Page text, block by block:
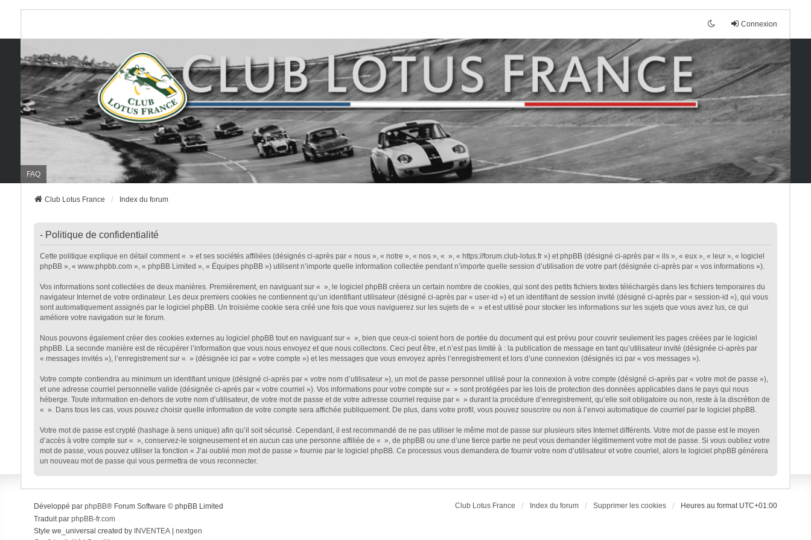
Connexion
FAQ
Club Lotus France Index du forum
- Politique de confidentialité
Cette politique explique en détail comment « » et ses sociétés affiliées (désignés ci-après par « nous », « notre », « nos », « », « https://forum.club-lotus.fr ») et phpBB (désigné ci-après par « ils », « eux », « leur », « logiciel
phpBB », « www.phpbb.com », « phpBB Limited », « Équipes phpBB ») utilisent n’importe quelle information collectée pendant n’importe quelle session d’utilisation de votre part (désignée ci-après par « vos informations »).
Vos informations sont collectées de deux manières. Premièrement, en naviguant sur « », le logiciel phpBB créera un certain nombre de cookies, qui sont des petits fichiers textes téléchargés dans les fichiers temporaires du
navigateur Internet de votre ordinateur. Les deux premiers cookies ne contiennent qu’un identifiant utilisateur (désigné ci-après par « user-id ») et un identifiant de session invité (désigné ci-après par « session-id »), qui vous
sont automatiquement assignés par le logiciel phpBB. Un troisième cookie sera créé une fois que vous naviguerez sur les sujets de « » et est utilisé pour stocker les informations sur les sujets que vous avez lus, ce qui
améliore votre navigation sur le forum.
Nous pouvons également créer des cookies externes au logiciel phpBB tout en naviguant sur « », bien que ceux-ci soient hors de portée du document qui est prévu pour couvrir seulement les pages créées par le logiciel
phpBB. La seconde manière est de récupérer l’information que vous nous envoyez et que nous collectons. Ceci peut être, et n’est pas limité à : la publication de message en tant qu’utilisateur invité (désignée ci-après par
« messages invités »), l’enregistrement sur « » (désignée ici par « votre compte ») et les messages que vous envoyez après l’enregistrement et lors d’une connexion (désignés ici par « vos messages »).
Votre compte contiendra au minimum un identifiant unique (désigné ci-après par « votre nom d’utilisateur »), un mot de passe personnel utilisé pour la connexion à votre compte (désigné ci-après par « votre mot de passe »),
et une adresse courriel personnelle valide (désignée ci-après par « votre courriel »). Vos informations pour votre compte sur « » sont protégées par les lois de protection des données applicables dans le pays qui nous
héberge. Toute information en-dehors de votre nom d’utilisateur, de votre mot de passe et de votre adresse courriel requise par « » durant la procédure d’enregistrement, qu’elle soit obligatoire ou non, reste à la discrétion de
« ». Dans tous les cas, vous pouvez choisir quelle information de votre compte sera affichée publiquement. De plus, dans votre profil, vous pouvez souscrire ou non à l’envoi automatique de courriel par le logiciel phpBB.
Votre mot de passe est crypté (hashage à sens unique) afin qu’il soit sécurisé. Cependant, il est recommandé de ne pas utiliser le même mot de passe sur plusieurs sites Internet différents. Votre mot de passe est le moyen
d’accès à votre compte sur « », conservez-le soigneusement et en aucun cas une personne affiliée de « », de phpBB ou une d’une tierce partie ne peut vous demander légitimement votre mot de passe. Si vous oubliez votre
mot de passe, vous pouvez utiliser la fonction « J’ai oublié mon mot de passe » fournie par le logiciel phpBB. Ce processus vous demandera de fournir votre nom d’utilisateur et votre courriel, alors le logiciel phpBB générera
un nouveau mot de passe qui vous permettra de vous reconnecter.
Club Lotus France Index du forum Supprimer les cookies Heures au format UTC+01:00
Développé par phpBB® Forum Software © phpBB Limited
Traduit par phpBB-fr.com
Style we_universal created by INVENTEA| nextgen